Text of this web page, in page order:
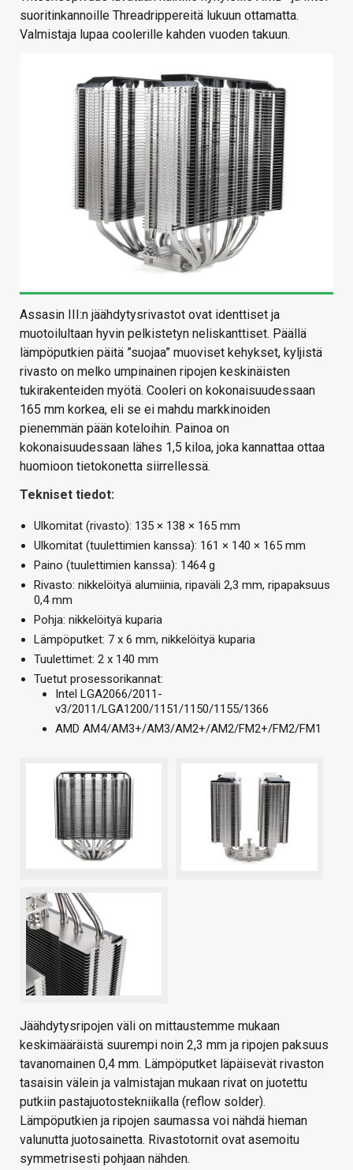
suoritinkannoille Threadrippereitä lukuun ottamatta.
Valmistaja lupaa coolerille kahden vuoden takuun.
Assasin III:n jäähdytysrivastot ovat identtiset ja
muotoilultaan hyvin pelkistetyn neliskanttiset. Päällä
lämpöputkien päitä ”suojaa” muoviset kehykset, kyljistä
rivasto on melko umpinainen ripojen keskinäisten
tukirakenteiden myötä. Cooleri on kokonaisuudessaan
165 mm korkea, eli se ei mahdu markkinoiden
pienemmän pään koteloihin. Painoa on
kokonaisuudessaan lähes 1,5 kiloa, joka kannattaa ottaa
huomioon tietokonetta siirrellessä.
Tekniset tiedot:
Ulkomitat (rivasto): 135 × 138 × 165 mm
Ulkomitat (tuulettimien kanssa): 161 × 140 × 165 mm
Paino (tuulettimien kanssa): 1464 g
Rivasto: nikkelöityä alumiinia, ripaväli 2,3 mm, ripapaksuus
0,4 mm
Pohja: nikkelöityä kuparia
Lämpöputket: 7 x 6 mm, nikkelöityä kuparia
Tuulettimet: 2 x 140 mm
Tuetut prosessorikannat:
Intel LGA2066/2011-
v3/2011/LGA1200/1151/1150/1155/1366
AMD AM4/AM3+/AM3/AM2+/AM2/FM2+/FM2/FM1
Jäähdytysripojen väli on mittaustemme mukaan
keskimääräistä suurempi noin 2,3 mm ja ripojen paksuus
tavanomainen 0,4 mm. Lämpöputket läpäisevät rivaston
tasaisin välein ja valmistajan mukaan rivat on juotettu
putkiin pastajuotostekniikalla (reflow solder).
Lämpöputkien ja ripojen saumassa voi nähdä hieman
valunutta juotosainetta. Rivastotornit ovat asemoitu
symmetrisesti pohjaan nähden.